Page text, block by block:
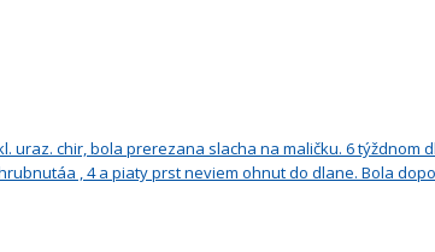
chir, bola prerezana slacha na maličku. 6 týždnom
, 4 a piaty prst neviem ohnut do dlane. Bola